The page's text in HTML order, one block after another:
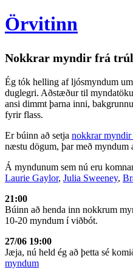
Örvitinn
Nokkrar myndir frá
Ég tók helling af ljósmyndum
duglegri. Aðstæður til
ansi dimmt þarna inni,
fyrir flass.
Er búinn að setja nokkrar
næstu dögum, þar með
Á myndunum sem nú eru
Laurie Gaylor, Julia Sweeney,
21:00
Búinn að henda inn nokkrum
10-20 myndum í viðbót.
27/06 19:00
Jæja, nú held ég að þetta sé
myndum